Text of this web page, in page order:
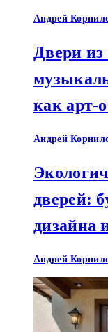
Андрей
Двери из
как арт-
Андрей
дверей:
дизайна
Андрей